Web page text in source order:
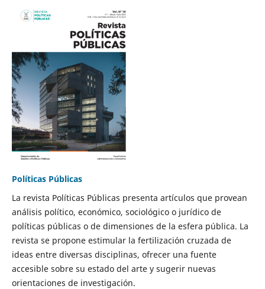
Políticas Públicas
La revista Políticas Públicas presenta artículos que provean
análisis político, económico, sociológico o jurídico de
políticas públicas o de dimensiones de la esfera pública. La
revista se propone estimular la fertilización cruzada de
ideas entre diversas disciplinas, ofrecer una fuente
accesible sobre su estado del arte y sugerir nuevas
orientaciones de investigación.